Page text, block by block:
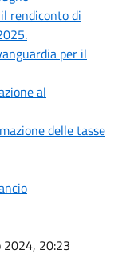
rendiconto di
per il
al
delle tasse
2024, 20:23